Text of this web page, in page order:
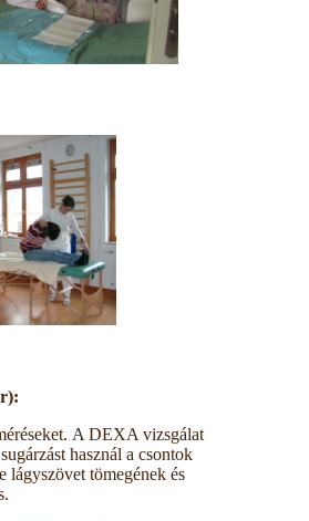
A DEXA vizsgálat
használ a csontok
lágyszövet tömegének és
.